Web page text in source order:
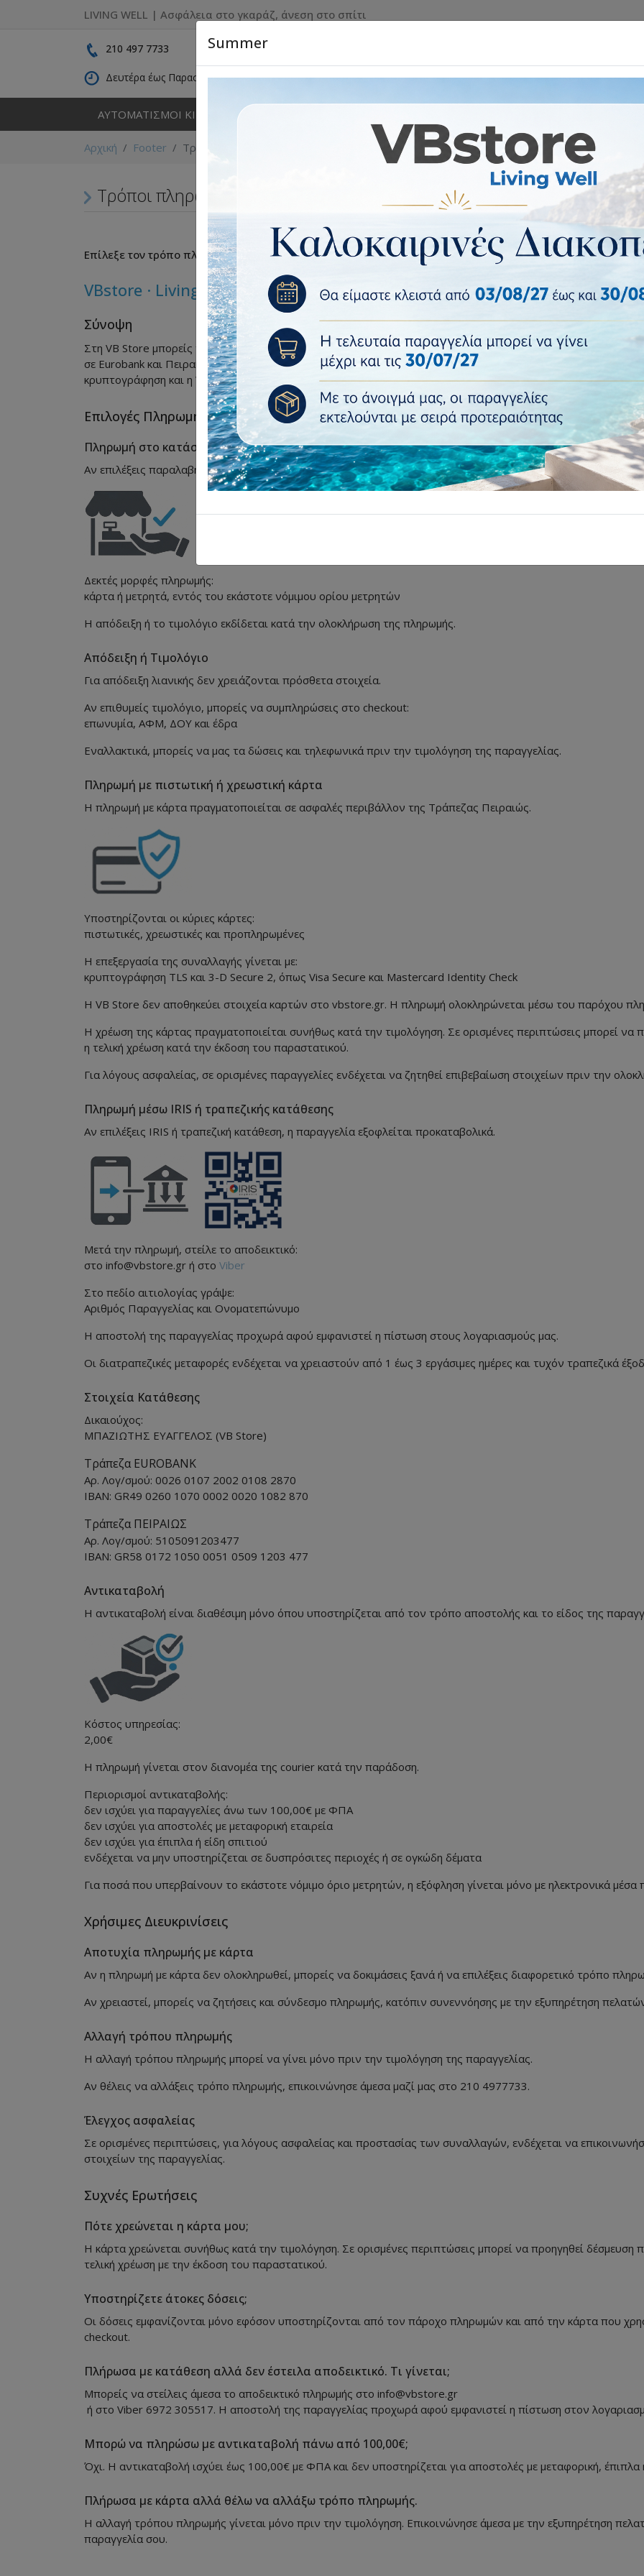
LIVING WELL | Ασφάλεια στο γκαράζ, άνεση στο σπίτι
210 497 7733
Δευτέρα έως Παρασκευή: 09:00 - 16:30
ΑΥΤΟΜΑΤΙΣΜΟΙ ΚΙΝΗΣΗΣ
Αρχική Footer Τρόποι πληρωμής
Τρόποι πληρωμής
Επίλεξε τον τρόπο πληρωμής που σε εξυπηρετεί, με ασφάλεια και ξεκάθαρους όρους.
VBstore · Living Well
Σύνοψη
Στη VB Store μπορείς να πληρώσεις με πιστωτική ή χρεωστική κάρτα μέσω ασφαλούς περιβάλλοντος της
σε Eurobank και Πειραιώς, με αντικαταβολή όπου υποστηρίζεται, ή με πληρωμή στο κατάστημα. Οι online
κρυπτογράφηση και η VB Store δεν αποθηκεύει στοιχεία καρτών.
Επιλογές Πληρωμής
Πληρωμή στο κατάστημα
Αν επιλέξεις παραλαβή από το κατάστημα, μπορείς να εξοφλήσεις την παραγγελία σου επιτόπου.
Δεκτές μορφές πληρωμής:
κάρτα ή μετρητά, εντός του εκάστοτε νόμιμου ορίου μετρητών
Η απόδειξη ή το τιμολόγιο εκδίδεται κατά την ολοκλήρωση της πληρωμής.
Απόδειξη ή Τιμολόγιο
Για απόδειξη λιανικής δεν χρειάζονται πρόσθετα στοιχεία.
Αν επιθυμείς τιμολόγιο, μπορείς να συμπληρώσεις στο checkout:
επωνυμία, ΑΦΜ, ΔΟΥ και έδρα
Εναλλακτικά, μπορείς να μας τα δώσεις και τηλεφωνικά πριν την τιμολόγηση της παραγγελίας.
Πληρωμή με πιστωτική ή χρεωστική κάρτα
Η πληρωμή με κάρτα πραγματοποιείται σε ασφαλές περιβάλλον της Τράπεζας Πειραιώς.
Υποστηρίζονται οι κύριες κάρτες:
πιστωτικές, χρεωστικές και προπληρωμένες
Η επεξεργασία της συναλλαγής γίνεται με:
κρυπτογράφηση TLS και 3-D Secure 2, όπως Visa Secure και Mastercard Identity Check
Η VB Store δεν αποθηκεύει στοιχεία καρτών στο vbstore.gr. Η πληρωμή ολοκληρώνεται μέσω του παρόχου
Η χρέωση της κάρτας πραγματοποιείται συνήθως κατά την τιμολόγηση. Σε ορισμένες περιπτώσεις μπορεί να
η τελική χρέωση κατά την έκδοση του παραστατικού.
Για λόγους ασφαλείας, σε ορισμένες παραγγελίες ενδέχεται να ζητηθεί επιβεβαίωση στοιχείων πριν την
Πληρωμή μέσω IRIS ή τραπεζικής κατάθεσης
Αν επιλέξεις IRIS ή τραπεζική κατάθεση, η παραγγελία εξοφλείται προκαταβολικά.
Μετά την πληρωμή, στείλε το αποδεικτικό:
στο info@vbstore.gr ή στο Viber
Στο πεδίο αιτιολογίας γράψε:
Αριθμός Παραγγελίας και Ονοματεπώνυμο
Η αποστολή της παραγγελίας προχωρά αφού εμφανιστεί η πίστωση στους λογαριασμούς μας.
Οι διατραπεζικές μεταφορές ενδέχεται να χρειαστούν από 1 έως 3 εργάσιμες ημέρες και τυχόν τραπεζικά
Στοιχεία Κατάθεσης
Δικαιούχος:
ΜΠΑΖΙΩΤΗΣ ΕΥΑΓΓΕΛΟΣ (VB Store)
Τράπεζα EUROBANK
Αρ. Λογ/σμού: 0026 0107 2002 0108 2870
IBAN: GR49 0260 1070 0002 0020 1082 870
Τράπεζα ΠΕΙΡΑΙΩΣ
Αρ. Λογ/σμού: 5105091203477
IBAN: GR58 0172 1050 0051 0509 1203 477
Αντικαταβολή
Η αντικαταβολή είναι διαθέσιμη μόνο όπου υποστηρίζεται από τον τρόπο αποστολής και το είδος της
Κόστος υπηρεσίας:
2,00€
Η πληρωμή γίνεται στον διανομέα της courier κατά την παράδοση.
Περιορισμοί αντικαταβολής:
δεν ισχύει για παραγγελίες άνω των 100,00€ με ΦΠΑ
δεν ισχύει για αποστολές με μεταφορική εταιρεία
δεν ισχύει για έπιπλα ή είδη σπιτιού
ενδέχεται να μην υποστηρίζεται σε δυσπρόσιτες περιοχές ή σε ογκώδη δέματα
Για ποσά που υπερβαίνουν το εκάστοτε νόμιμο όριο μετρητών, η εξόφληση γίνεται μόνο με ηλεκτρονικά μέσα
Χρήσιμες Διευκρινίσεις
Αποτυχία πληρωμής με κάρτα
Αν η πληρωμή με κάρτα δεν ολοκληρωθεί, μπορείς να δοκιμάσεις ξανά ή να επιλέξεις διαφορετικό τρόπο
Αν χρειαστεί, μπορείς να ζητήσεις και σύνδεσμο πληρωμής, κατόπιν συνεννόησης με την εξυπηρέτηση
Αλλαγή τρόπου πληρωμής
Η αλλαγή τρόπου πληρωμής μπορεί να γίνει μόνο πριν την τιμολόγηση της παραγγελίας.
Αν θέλεις να αλλάξεις τρόπο πληρωμής, επικοινώνησε άμεσα μαζί μας στο 210 4977733.
Έλεγχος ασφαλείας
Σε ορισμένες περιπτώσεις, για λόγους ασφαλείας και προστασίας των συναλλαγών, ενδέχεται να
στοιχείων της παραγγελίας.
Συχνές Ερωτήσεις
Πότε χρεώνεται η κάρτα μου;
Η κάρτα χρεώνεται συνήθως κατά την τιμολόγηση. Σε ορισμένες περιπτώσεις μπορεί να προηγηθεί δέσμευση
τελική χρέωση με την έκδοση του παραστατικού.
Υποστηρίζετε άτοκες δόσεις;
Οι δόσεις εμφανίζονται μόνο εφόσον υποστηρίζονται από τον πάροχο πληρωμών και από την κάρτα που
checkout.
Πλήρωσα με κατάθεση αλλά δεν έστειλα αποδεικτικό. Τι γίνεται;
Μπορείς να στείλεις άμεσα το αποδεικτικό πληρωμής στο info@vbstore.gr
ή στο Viber 6972 305517. Η αποστολή της παραγγελίας προχωρά αφού εμφανιστεί η πίστωση στον
Μπορώ να πληρώσω με αντικαταβολή πάνω από 100,00€;
Όχι. Η αντικαταβολή ισχύει έως 100,00€ με ΦΠΑ και δεν υποστηρίζεται για αποστολές με μεταφορική, έπιπλα
Πλήρωσα με κάρτα αλλά θέλω να αλλάξω τρόπο πληρωμής.
Η αλλαγή τρόπου πληρωμής γίνεται μόνο πριν την τιμολόγηση. Επικοινώνησε άμεσα με την εξυπηρέτηση
παραγγελία σου.
Summer